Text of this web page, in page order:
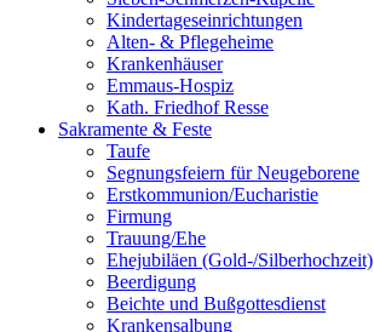
Kindertageseinrichtungen
Alten- & Pflegeheime
Krankenhäuser
Emmaus-Hospiz
Kath. Friedhof Resse
Sakramente & Feste
Taufe
Segnungsfeiern für Neugeborene
Erstkommunion/Eucharistie
Firmung
Trauung/Ehe
Ehejubiläen (Gold-/Silberhochzeit)
Beerdigung
Beichte und Bußgottesdienst
Krankensalbung